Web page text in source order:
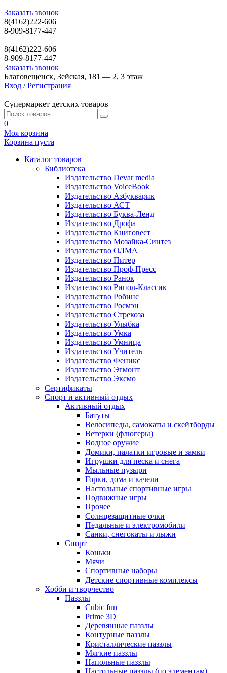
Заказать звонок
8(4162)222-606
8-909-8177-447
8(4162)222-606
8-909-8177-447
Заказать звонок
Благовещенск, Зейская, 181 — 2, 3 этаж
Вход / Регистрация
Супермаркет детских товаров
0
Моя корзина
Корзина пуста
Каталог товаров
Библиотека
Издательство Devar media
Издательство VoiceBook
Издательство Азбукварик
Издательство АСТ
Издательство Буква-Ленд
Издательство Дрофа
Издательство Книговест
Издательство Мозайка-Синтез
Издательство ОЛМА
Издательство Питер
Издательство Проф-Пресс
Издательство Ранок
Издательство Рипол-Классик
Издательство Робинс
Издательство Росмэн
Издательство Стрекоза
Издательство Улыбка
Издательство Умка
Издательство Умница
Издательство Учитель
Издательство Феникс
Издательство Эгмонт
Издательство Эксмо
Сертификаты
Спорт и активный отдых
Активный отдых
Батуты
Велосипеды, самокаты и скейтборды
Ветерки (флюгеры)
Водное оружие
Домики, палатки игровые и замки
Игрушки для песка и снега
Мыльные пузыри
Горки, дома и качели
Настольные спортивные игры
Подвижные игры
Прочее
Солнцезащитные очки
Педальные и электромобили
Санки, снегокаты и лыжи
Спорт
Коньки
Мячи
Спортивные наборы
Детские спортивные комплексы
Хобби и творчество
Паззлы
Cubic fun
Prime 3D
Деревянные паззлы
Контурные паззлы
Кристаллические паззлы
Мягкие паззлы
Напольные паззлы
Настольные паззлы (по элементам)